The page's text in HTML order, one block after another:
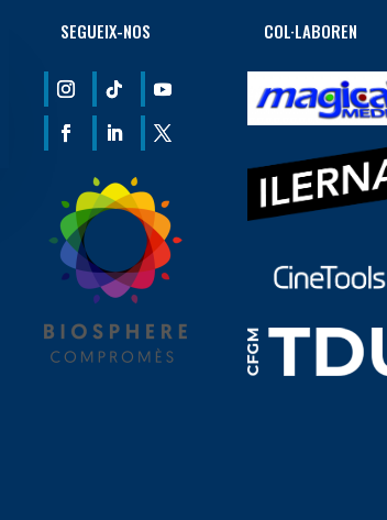
SEGUEIX-NOS COL·LABOREN